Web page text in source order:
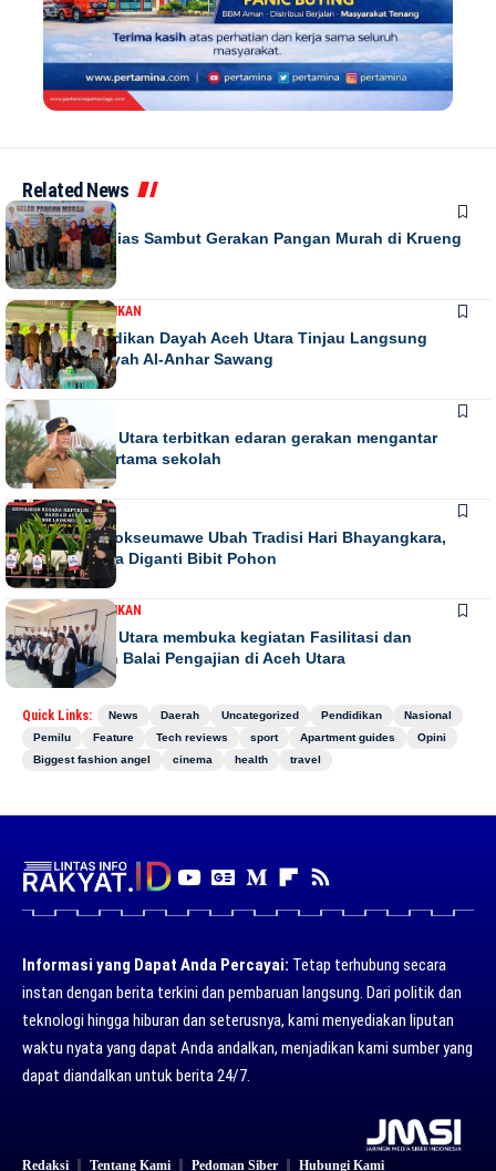
Related News
DAERAH
Warga Antusias Sambut Gerakan Pangan Murah di Krueng
Barona Jaya
DAERAHPENDIDIKAN
Kadis Pendidikan Dayah Aceh Utara Tinjau Langsung
Relokasi Dayah Al-Anhar Sawang
DAERAH
Bupati Aceh Utara terbitkan edaran gerakan mengantar
anak hari pertama sekolah
DAERAHNEWS
Kapolres Lhokseumawe Ubah Tradisi Hari Bhayangkara,
Papan Bunga Diganti Bibit Pohon
DAERAHPENDIDIKAN
Bupati Aceh Utara membuka kegiatan Fasilitasi dan
pengawasan Balai Pengajian di Aceh Utara
Quick Links: News Daerah Uncategorized Pendidikan
Nasional
Pemilu
Feature Tech reviews sport Apartment guides
Opini
Biggest fashion angel
cinema health travel
Informasi yang Dapat Anda Percayai: Tetap terhubung secara
instan dengan berita terkini dan pembaruan langsung. Dari politik dan
teknologi hingga hiburan dan seterusnya, kami menyediakan liputan
waktu nyata yang dapat Anda andalkan, menjadikan kami sumber yang
dapat diandalkan untuk berita 24/7.
Redaksi Tentang Kami Pedoman Siber Hubungi Kami